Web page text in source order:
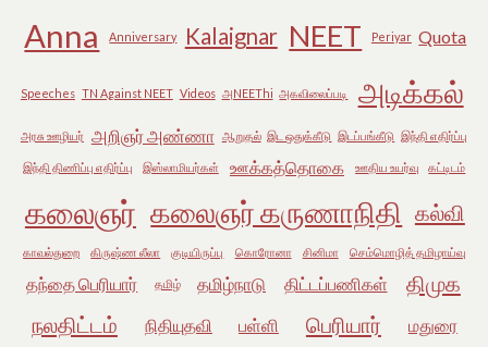
Anna Anniversary Kalaignar NEET Periyar Quota
Speeches TN Against NEET Videos அNEEThi அகவிலைப்படி அடிக்கல்
அரசு ஊழியர் அறிஞர் அண்ணா ஆறுதல் இட ஒதுக்கீடு இடப்பங்கீடு இந்தி எதிர்ப்பு
இந்தி திணிப்பு எதிர்ப்பு இஸ்லாமியர்கள் ஊக்கத்தொகை ஊதிய உயர்வு கட்டிடம்
கலைஞர் கலைஞர் கருணாநிதி கல்வி
காவல்துறை கிருஷ்ண லீலா குடியிருப்பு கொரோனா சினிமா செம்மொழித் தமிழாய்வு
தந்தை பெரியார் தமிழ் தமிழ்நாடு திட்டப்பணிகள்
திமுக
நலதிட்டம்
நிதியுதவி பள்ளி பெரியார் மதுரை